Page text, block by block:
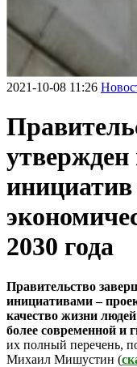
2021-10-08 11:26
утвержден
2030 года
Правительство
инициативами –
качество жизни
более современной и
их полный перечень,
Михаил Мишустин (